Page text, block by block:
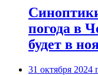
погода в
будет в
31 октября 2024